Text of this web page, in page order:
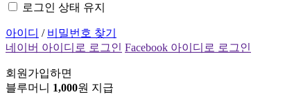
로그인 상태 유지
아이디 / 비밀번호 찾기
네이버 아이디로 로그인 Facebook 아이디로 로그인
회원가입하면
블루머니 1,000원 지급